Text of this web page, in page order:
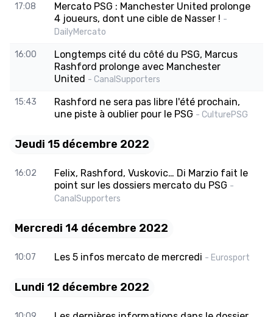
17:08
Mercato PSG : Manchester United prolonge
4 joueurs, dont une cible de Nasser ! -
DailyMercato
16:00
Longtemps cité du côté du PSG, Marcus
Rashford prolonge avec Manchester
United - CanalSupporters
15:43
Rashford ne sera pas libre l'été prochain,
une piste à oublier pour le PSG - CulturePSG
Jeudi 15 décembre 2022
16:02
Felix, Rashford, Vuskovic… Di Marzio fait le
point sur les dossiers mercato du PSG -
CanalSupporters
Mercredi 14 décembre 2022
10:07 Les 5 infos mercato de mercredi - Eurosport
Lundi 12 décembre 2022